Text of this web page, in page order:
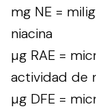
mg NE =
niacina
µg RAE =
actividad de
µg DFE =